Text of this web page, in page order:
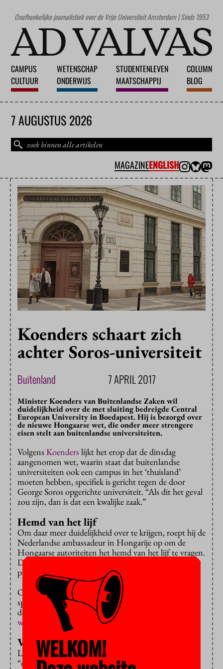
Onafhankelijke journalistiek over de Vrije Universiteit Amsterdam | Sinds 1953
CAMPUS
CULTUUR
WETENSCHAP
ONDERWIJS
STUDENTENLEVEN
MAATSCHAPPIJ
COLUMN
BLOG
7 AUGUSTUS 2026
MAGAZINEENGLISH
Koenders schaart zich
achter Soros-universiteit
Buitenland 7 APRIL 2017
Minister Koenders van Buitenlandse Zaken wil
duidelijkheid over de met sluiting bedreigde Central
European University in Boedapest. Hij is bezorgd over
de nieuwe Hongaarse wet, die onder meer strengere
eisen stelt aan buitenlandse universiteiten.
VolgensKoenderslijkt het erop dat de dinsdag
aangenomen wet, waarin staat dat buitenlandse
universiteiten ook een campus in het ‘thuisland’
moeten hebben, specifiek is gericht tegen de door
George Soros opgerichte universiteit. “Als dit het geval
zou zijn, dan is dat een kwalijke zaak.”
Hemd van het lijf
Om daar meer duidelijkheid over te krijgen, roept hij de
Nederlandse ambassadeur in Hongarije op om de
Hongaarse autoriteiten het hemd van het lijf te vragen.
De minister beschouwt de universiteit als “een van de
pilaren van een vrije maatschappij.”
Ook de European University Association (EUA)
springt in de bres voor de ‘Soros-universiteit’ en roept
de Hongaarse president János Áder op het
wetsvoorstelin te trekken.
Verontrust en geschokt
Leden van de universiteitenvereniging laten weten
“diep verontrust en geschokt” te zijn over de nieuwe
WELKOM!